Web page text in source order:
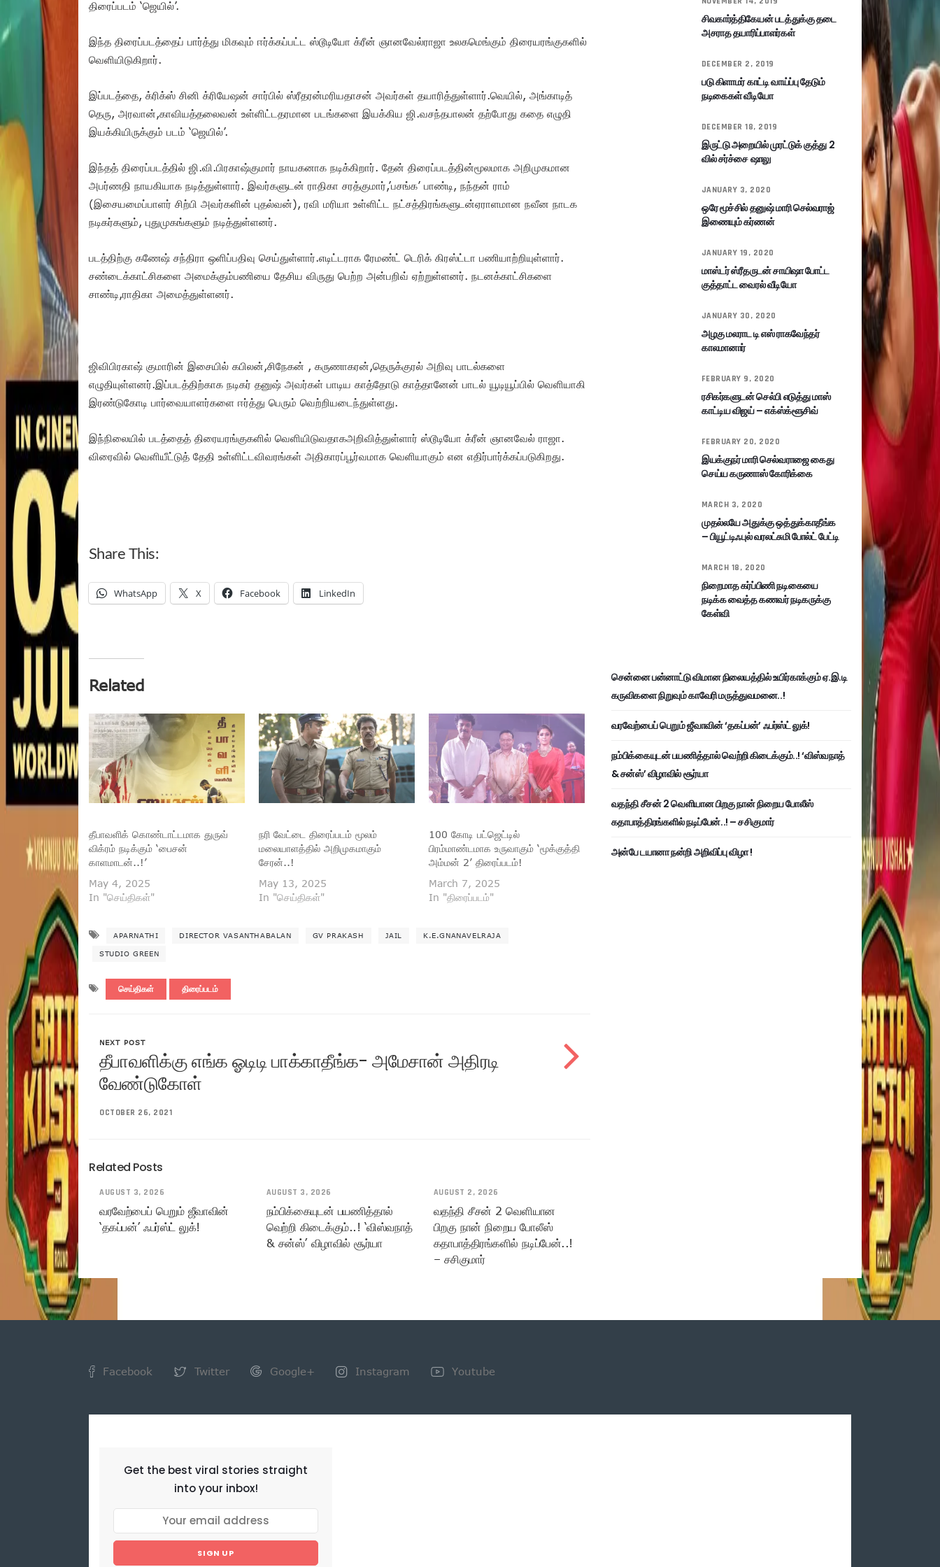
திரைப்படம் ‘ஜெயில்’.
இந்த திரைப்படத்தைப் பார்த்து மிகவும் ஈர்க்கப்பட்ட ஸ்டூடியோ க்ரீன் ஞானவேல்ராஜா உலகமெங்கும் திரையரங்குகளில்
வெளியிடுகிறார்.
இப்படத்தை, க்ரிக்ஸ் சினி க்ரியேஷன் சார்பில் ஸ்ரீதரன்மரியதாசன் அவர்கள் தயாரித்துள்ளார்.வெயில், அங்காடித்
தெரு, அரவான்,காவியத்தலைவன் உள்ளிட்டதரமான படங்களை இயக்கிய ஜி.வசந்தபாலன் தற்போது கதை எழுதி
இயக்கியிருக்கும் படம் ‘ஜெயில்’.
இந்தத் திரைப்படத்தில் ஜி.வி.பிரகாஷ்குமார் நாயகனாக நடிக்கிறார். தேன் திரைப்படத்தின்மூலமாக அறிமுகமான
அபர்ணதி நாயகியாக நடித்துள்ளார். இவர்களுடன் ராதிகா சரத்குமார்,’பசங்க’ பாண்டி, நந்தன் ராம்
(இசையமைப்பாளர் சிற்பி அவர்களின் புதல்வன்), ரவி மரியா உள்ளிட்ட நட்சத்திரங்களுடன்ஏராளமான நவீன நாடக
நடிகர்களும், புதுமுகங்களும் நடித்துள்ளனர்.
படத்திற்கு கணேஷ் சந்திரா ஒளிப்பதிவு செய்துள்ளார்.எடிட்டராக ரேமண்ட் டெரிக் கிரஸ்ட்டா பணியாற்றியுள்ளார்.
சண்டைக்காட்சிகளை அமைக்கும்பணியை தேசிய விருது பெற்ற அன்பறிவ் ஏற்றுள்ளனர். நடனக்காட்சிகளை
சாண்டி,ராதிகா அமைத்துள்ளனர்.
ஜிவிபிரகாஷ் குமாரின் இசையில் கபிலன்,சிநேகன் , கருணாகரன்,தெருக்குரல் அறிவு பாடல்களை
எழுதியுள்ளனர்.இப்படத்திற்காக நடிகர் தனுஷ் அவர்கள் பாடிய காத்தோடு காத்தானேன் பாடல் யூடியூப்பில் வெளியாகி
இரண்டுகோடி பார்வையாளர்களை ஈர்த்து பெரும் வெற்றியடைந்துள்ளது.
இந்நிலையில் படத்தைத் திரையரங்குகளில் வெளியிடுவதாகஅறிவித்துள்ளார் ஸ்டூடியோ க்ரீன் ஞானவேல் ராஜா.
விரைவில் வெளியீட்டுத் தேதி உள்ளிட்டவிவரங்கள் அதிகாரப்பூர்வமாக வெளியாகும் என எதிர்பார்க்கப்படுகிறது.
Share This:
WhatsApp X Facebook LinkedIn
Related
தீபாவளிக் கொண்டாட்டமாக துருவ்
விக்ரம் நடிக்கும் ‘பைசன்
காளமாடன்..!’
May 4, 2025
In "செய்திகள்"
நரி வேட்டை திரைப்படம் மூலம்
மலையாளத்தில் அறிமுகமாகும்
சேரன்..!
May 13, 2025
In "செய்திகள்"
100 கோடி பட்ஜெட்டில்
பிரம்மாண்டமாக உருவாகும் ‘மூக்குத்தி
அம்மன் 2’ திரைப்படம்!
March 7, 2025
In "திரைப்படம்"
APARNATHI DIRECTOR VASANTHABALAN GV PRAKASH JAIL K.E.GNANAVELRAJA
STUDIO GREEN
செய்திகள் திரைப்படம்
NEXT POST
தீபாவளிக்கு எங்க ஓடிடி பாக்காதீங்க- அமேசான் அதிரடி
வேண்டுகோள்
OCTOBER 26, 2021
Related Posts
AUGUST 3, 2026
வரவேற்பைப் பெறும் ஜீவாவின்
‘தகப்பன்’ ஃபர்ஸ்ட் லுக்!
AUGUST 3, 2026
நம்பிக்கையுடன் பயணித்தால்
வெற்றி கிடைக்கும்..! ‘விஸ்வநாத்
& சன்ஸ்’ விழாவில் சூர்யா
AUGUST 2, 2026
வதந்தி சீசன் 2 வெளியான
பிறகு நான் நிறைய போலீஸ்
கதாபாத்திரங்களில் நடிப்பேன்..!
– சசிகுமார்
சிவகார்த்திகேயன் படத்துக்கு தடை
அசராத தயாரிப்பாளர்கள்
DECEMBER 2, 2019
படு கிளாமர் காட்டி வாய்ப்பு தேடும்
நடிகைகள் வீடியோ
DECEMBER 18, 2019
இருட்டு அறையில் முரட்டுக் குத்து 2
வில் சர்ச்சை ஷாலு
JANUARY 3, 2020
ஒரே மூச்சில் தனுஷ் மாரி செல்வராஜ்
இணையும் கர்ணன்
JANUARY 19, 2020
மாஸ்டர் ஸ்ரீதருடன் சாயிஷா போட்ட
குத்தாட்ட வைரல் வீடியோ
JANUARY 30, 2020
அழகு மலராட டி எஸ் ராகவேந்தர்
காலமானார்
FEBRUARY 9, 2020
ரசிகர்களுடன் செல்பி எடுத்து மாஸ்
காட்டிய விஜய் – எக்ஸ்க்ளூசிவ்
FEBRUARY 20, 2020
இயக்குநர் மாரி செல்வராஜை கைது
செய்ய கருணாஸ் கோரிக்கை
MARCH 3, 2020
முதல்லயே அதுக்கு ஒத்துக்காதீங்க
– பியூட்டிஃபுல் வரலட்சுமி போல்ட் பேட்டி
MARCH 18, 2020
நிறைமாத கர்ப்பிணி நடிகையை
நடிக்க வைத்த கணவர் நடிகருக்கு
கேள்வி
சென்னை பன்னாட்டு விமான நிலையத்தில் உயிர்காக்கும் ஏ.இ.டி
கருவிகளை நிறுவும் காவேரி மருத்துவமனை..!
வரவேற்பைப் பெறும் ஜீவாவின் ‘தகப்பன்’ ஃபர்ஸ்ட் லுக்!
நம்பிக்கையுடன் பயணித்தால் வெற்றி கிடைக்கும்..! ‘விஸ்வநாத்
& சன்ஸ்’ விழாவில் சூர்யா
வதந்தி சீசன் 2 வெளியான பிறகு நான் நிறைய போலீஸ்
கதாபாத்திரங்களில் நடிப்பேன்..! – சசிகுமார்
அன்பே டயானா நன்றி அறிவிப்பு விழா !
Facebook Twitter Google+ Instagram Youtube
Get the best viral stories straight
into your inbox!
SIGN UP